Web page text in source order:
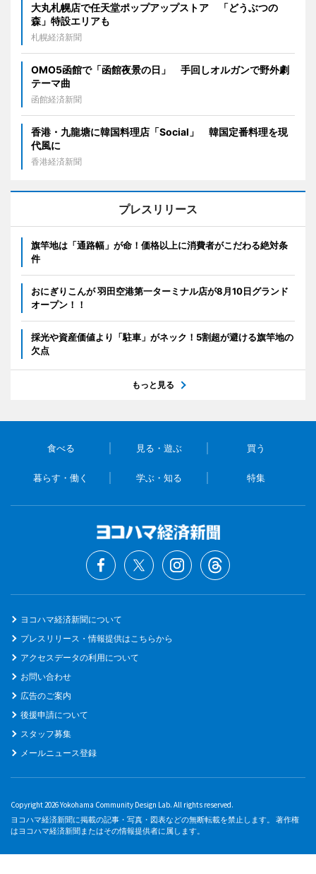
大丸札幌店で任天堂ポップアップストア 「どうぶつの
森」特設エリアも
札幌経済新聞
OMO5函館で「函館夜景の日」 手回しオルガンで野外劇
テーマ曲
函館経済新聞
香港・九龍塘に韓国料理店「Social」 韓国定番料理を現
代風に
香港経済新聞
プレスリリース
旗竿地は「通路幅」が命！価格以上に消費者がこだわる絶対条
件
おにぎりこんが 羽田空港第一ターミナル店が8月10日グランド
オープン！！
採光や資産価値より「駐車」がネック！5割超が避ける旗竿地の
欠点
もっと見る
食べる 見る・遊ぶ 買う
暮らす・働く 学ぶ・知る 特集
ヨコハマ経済新聞について
プレスリリース・情報提供はこちらから
アクセスデータの利用について
お問い合わせ
広告のご案内
後援申請について
スタッフ募集
メールニュース登録
Copyright 2026 Yokohama Community Design Lab. All rights reserved.
ヨコハマ経済新聞に掲載の記事・写真・図表などの無断転載を禁止します。 著作権
はヨコハマ経済新聞またはその情報提供者に属します。